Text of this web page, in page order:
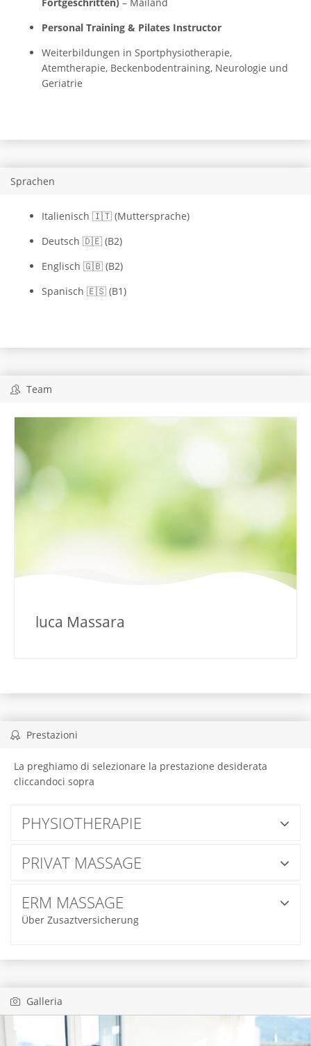
Personal Training & Pilates Instructor
Weiterbildungen in Sportphysiotherapie,
Atemtherapie, Beckenbodentraining, Neurologie und
Geriatrie
Sprachen
Italienisch 🇮🇹 (Muttersprache)
Deutsch 🇩🇪 (B2)
Englisch 🇬🇧 (B2)
Spanisch 🇪🇸 (B1)
Team
luca Massara
Prestazioni
La preghiamo di selezionare la prestazione desiderata
cliccandoci sopra
PHYSIOTHERAPIE
PRIVAT MASSAGE
ERM MASSAGE
Über Zusaztversicherung
Galleria